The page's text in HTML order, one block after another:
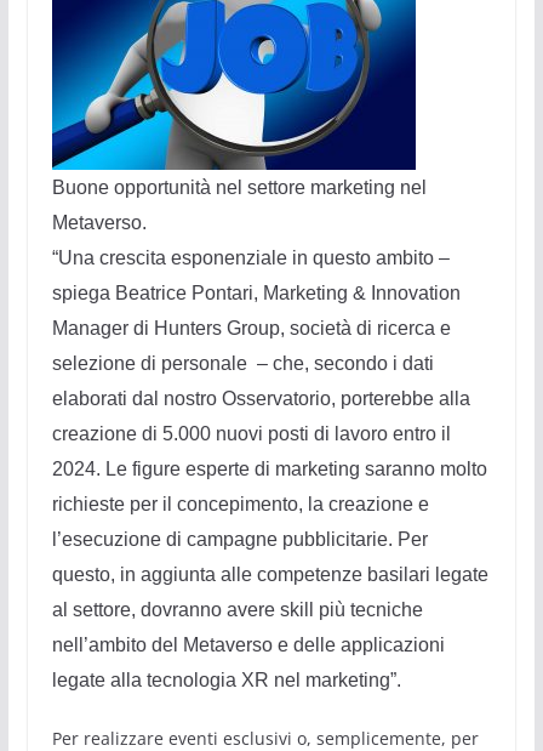
Buone opportunità nel settore marketing nel
Metaverso.
“Una crescita esponenziale in questo ambito –
spiega Beatrice Pontari, Marketing & Innovation
Manager di Hunters Group, società di ricerca e
selezione di personale – che, secondo i dati
elaborati dal nostro Osservatorio, porterebbe alla
creazione di 5.000 nuovi posti di lavoro entro il
2024. Le figure esperte di marketing saranno molto
richieste per il concepimento, la creazione e
l’esecuzione di campagne pubblicitarie. Per
questo, in aggiunta alle competenze basilari legate
al settore, dovranno avere skill più tecniche
nell’ambito del Metaverso e delle applicazioni
legate alla tecnologia XR nel marketing”.
Per realizzare eventi esclusivi o, semplicemente, per